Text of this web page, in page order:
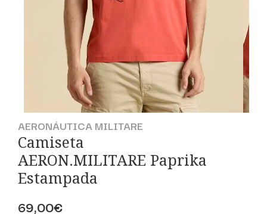
AERONÁUTICA MILITARE
Camiseta
AERON.MILITARE Paprika
Estampada
69,00€